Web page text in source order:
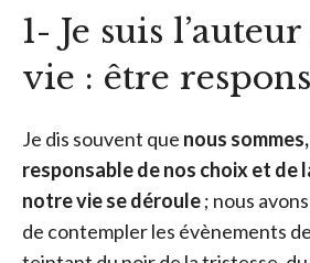
1- Je suis
vie : être
Je dis souvent que nous
responsable de nos choix et de
notre vie se déroule; nous
de contempler les évènements